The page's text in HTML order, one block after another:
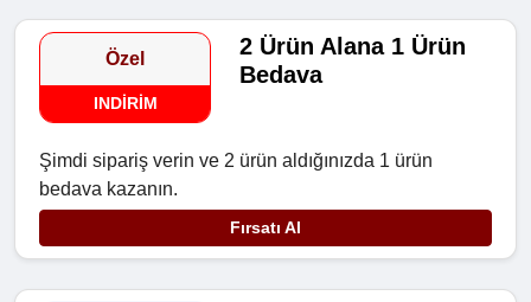
Özel
INDIRIM
2 Ürün Alana 1 Ürün
Bedava
Şimdi sipariş verin ve 2 ürün aldığınızda 1 ürün
bedava kazanın.
Fırsatı Al